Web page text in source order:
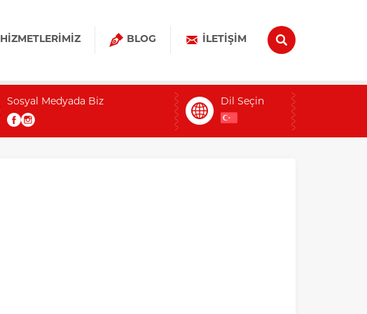
HIZMETLERIMIZ BLOG İLETIŞIM
Sosyal Medyada Biz Dil Seçin